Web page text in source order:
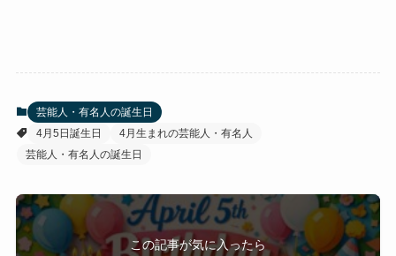
芸能人・有名人の誕生日
4月5日誕生日
4月生まれの芸能人・有名人
芸能人・有名人の誕生日
この記事が気に入ったら